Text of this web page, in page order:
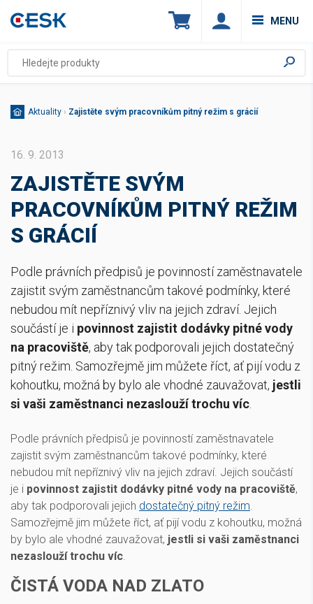
MENU
Aktuality › Zajistěte svým pracovníkům pitný režim s grácií
16. 9. 2013
ZAJISTĚTE SVÝM
PRACOVNÍKŮM PITNÝ REŽIM
S GRÁCIÍ
Podle právních předpisů je povinností zaměstnavatele
zajistit svým zaměstnancům takové podmínky, které
nebudou mít nepříznivý vliv na jejich zdraví. Jejich
součástí je i povinnost zajistit dodávky pitné vody
na pracoviště, aby tak podporovali jejich dostatečný
pitný režim. Samozřejmě jim můžete říct, ať pijí vodu z
kohoutku, možná by bylo ale vhodné zauvažovat, jestli
si vaši zaměstnanci nezaslouží trochu víc
Podle právních předpisů je povinností zaměstnavatele
zajistit svým zaměstnancům takové podmínky, které
nebudou mít nepříznivý vliv na jejich zdraví. Jejich součástí
je i povinnost zajistit dodávky pitné vody na pracoviště,
aby tak podporovali jejich dostatečný pitný režim.
Samozřejmě jim můžete říct, ať pijí vodu z kohoutku, možná
by bylo ale vhodné zauvažovat, jestli si vaši zaměstnanci
nezaslouží trochu víc.
ČISTÁ VODA NAD ZLATO